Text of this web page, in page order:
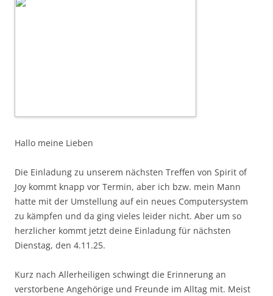
Hallo meine Lieben
Die Einladung zu unserem nächsten Treffen von Spirit of
Joy kommt knapp vor Termin, aber ich bzw. mein Mann
hatte mit der Umstellung auf ein neues Computersystem
zu kämpfen und da ging vieles leider nicht. Aber um so
herzlicher kommt jetzt deine Einladung für nächsten
Dienstag, den 4.11.25.
Kurz nach Allerheiligen schwingt die Erinnerung an
verstorbene Angehörige und Freunde im Alltag mit. Meist